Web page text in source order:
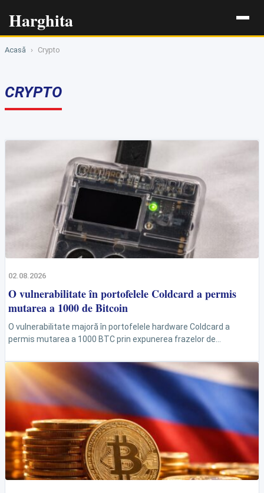
Harghita
Acasă › Crypto
CRYPTO
02.08.2026
O vulnerabilitate în portofelele Coldcard a permis
mutarea a 1000 de Bitcoin
O vulnerabilitate majoră în portofelele hardware Coldcard a
permis mutarea a 1000 BTC prin expunerea frazelor de